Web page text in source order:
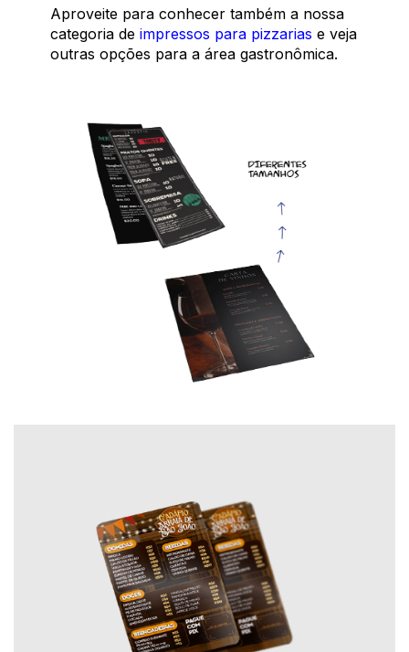
Aproveite para conhecer também a nossa
categoria de impressos para pizzarias e veja
outras opções para a área gastronômica.